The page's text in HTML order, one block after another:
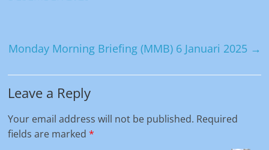
Monday Morning Briefing (MMB) 6 Januari 2025 →
Leave a Reply
Your email address will not be published. Required
fields are marked*